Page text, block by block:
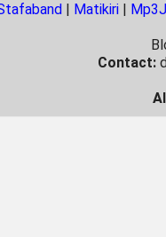
| Matikiri |
Contact: